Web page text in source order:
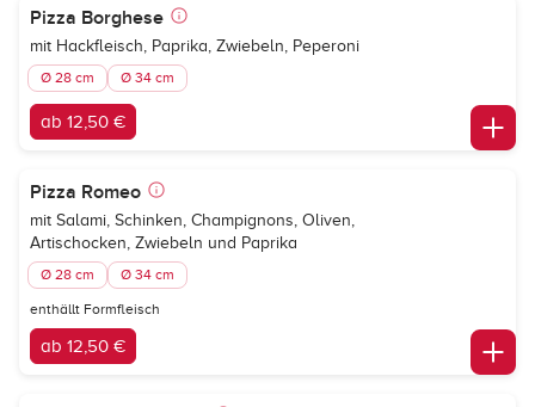
Pizza Borghese
mit Hackfleisch, Paprika, Zwiebeln, Peperoni
Ø 28 cm Ø 34 cm
ab 12,50 €
Pizza Romeo
mit Salami, Schinken, Champignons, Oliven,
Artischocken, Zwiebeln und Paprika
Ø 28 cm Ø 34 cm
enthällt Formfleisch
ab 12,50 €